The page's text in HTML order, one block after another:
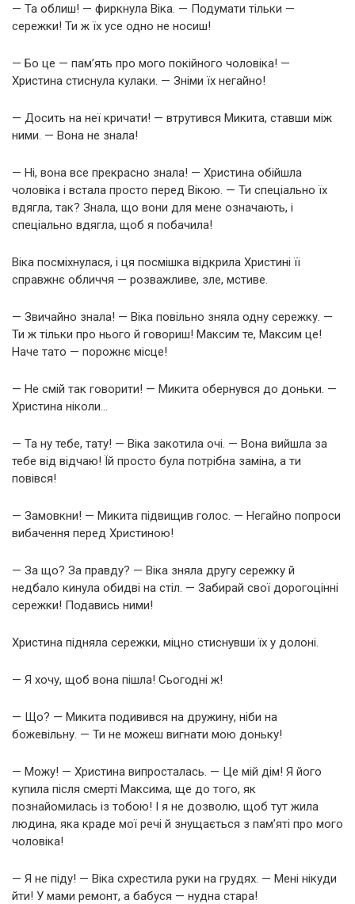
— Та облиш! — фиркнула Віка. — Подумати тільки —
сережки! Ти ж їх усе одно не носиш!
— Бо це — памʼять про мого покійного чоловіка! —
Христина стиснула кулаки. — Зніми їх негайно!
— Досить на неї кричати! — втрутився Микита, ставши між
ними. — Вона не знала!
— Ні, вона все прекрасно знала! — Христина обійшла
чоловіка і встала просто перед Вікою. — Ти спеціально їх
вдягла, так? Знала, що вони для мене означають, і
спеціально вдягла, щоб я побачила!
Віка посміхнулася, і ця посмішка відкрила Христині її
справжнє обличчя — розважливе, зле, мстиве.
— Звичайно знала! — Віка повільно зняла одну сережку. —
Ти ж тільки про нього й говориш! Максим те, Максим це!
Наче тато — порожнє місце!
— Не смій так говорити! — Микита обернувся до доньки. —
Христина ніколи…
— Та ну тебе, тату! — Віка закотила очі. — Вона вийшла за
тебе від відчаю! Їй просто була потрібна заміна, а ти
повівся!
— Замовкни! — Микита підвищив голос. — Негайно попроси
вибачення перед Христиною!
— За що? За правду? — Віка зняла другу сережку й
недбало кинула обидві на стіл. — Забирай свої дорогоцінні
сережки! Подавись ними!
Христина підняла сережки, міцно стиснувши їх у долоні.
— Я хочу, щоб вона пішла! Сьогодні ж!
— Що? — Микита подивився на дружину, ніби на
божевільну. — Ти не можеш вигнати мою доньку!
— Можу! — Христина випросталась. — Це мій дім! Я його
купила після смерті Максима, ще до того, як
познайомилась із тобою! І я не дозволю, щоб тут жила
людина, яка краде мої речі й знущається з пам’яті про мого
чоловіка!
— Я не піду! — Віка схрестила руки на грудях. — Мені нікуди
йти! У мами ремонт, а бабуся — нудна стара!